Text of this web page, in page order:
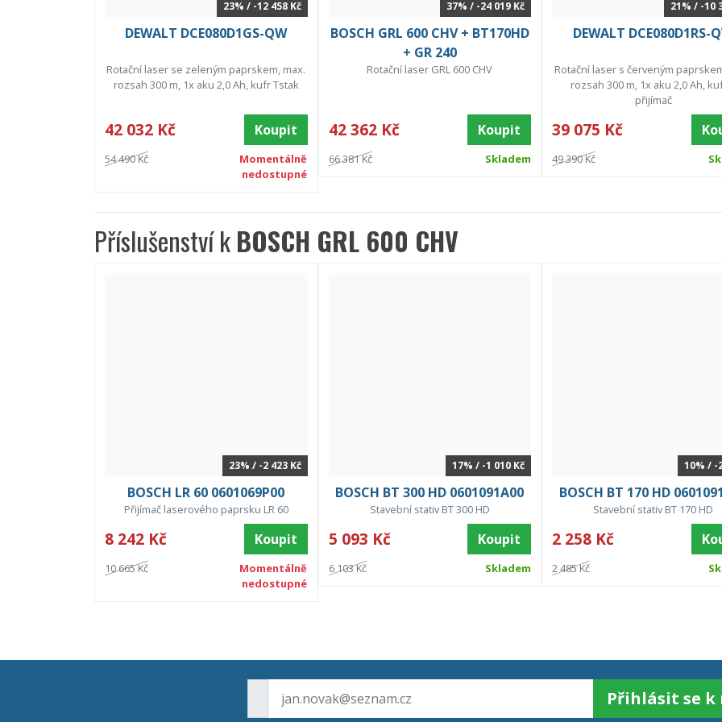
23% / -12 458 Kč
DEWALT DCE080D1GS-QW
Rotační laser se zeleným paprskem, max.
rozsah 300 m, 1x aku 2,0 Ah, kufr Tstak
42 032 Kč Koupit
54 490 Kč
Momentálně
nedostupné
37% / -24 019 Kč
BOSCH GRL 600 CHV + BT170HD
+ GR 240
Rotační laser GRL 600 CHV
42 362 Kč Koupit
66 381 Kč Skladem
21% / -10
DEWALT DCE080D1RS-
Rotační laser s červeným
rozsah 300 m, 1x aku 2,0 Ah,
přijímač
39 075 Kč
49 390 Kč
Příslušenství kBOSCH GRL 600 CHV
23% / -2 423 Kč
BOSCH LR 60 0601069P00
Přijímač laserového paprsku LR 60
8 242 Kč Koupit
10 665 Kč
Momentálně
nedostupné
17% / -1 010 Kč
BOSCH BT 300 HD 0601091A00
Stavební stativ BT 300 HD
5 093 Kč Koupit
6 103 Kč Skladem
10% / -
BOSCH BT 170 HD
Stavební stativ BT 170 HD
2 258 Kč
2 485 Kč
Přihlásit se